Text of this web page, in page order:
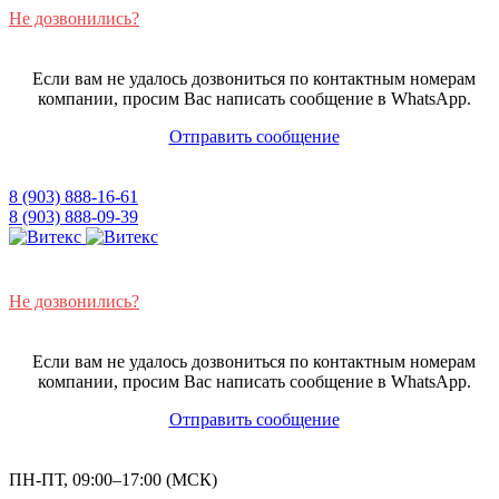
Не дозвонились?
Если вам не удалось дозвониться по контактным номерам
компании, просим Вас написать сообщение в WhatsApp.
Отправить сообщение
8 (903) 888-16-61
8 (903) 888-09-39
Не дозвонились?
Если вам не удалось дозвониться по контактным номерам
компании, просим Вас написать сообщение в WhatsApp.
Отправить сообщение
ПН-ПТ, 09:00–17:00 (МСК)